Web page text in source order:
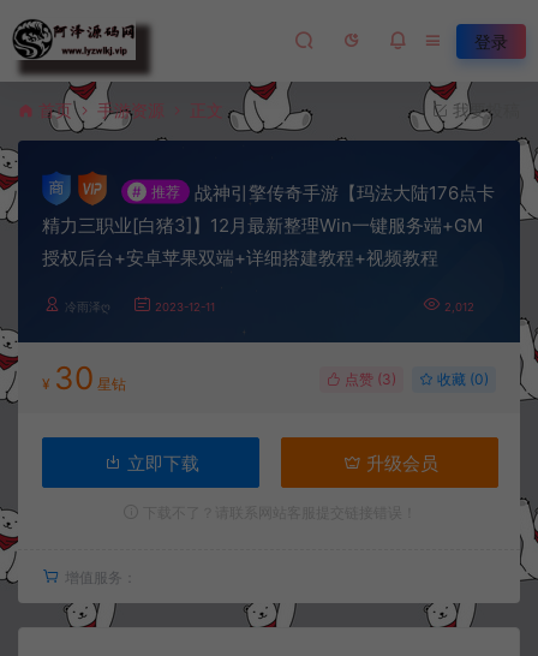
登录
首页 手游资源 正文 我要投稿
# 推荐
战神引擎传奇手游【玛法大陆176点卡
精力三职业[白猪3]】12月最新整理Win一键服务端+GM
授权后台+安卓苹果双端+详细搭建教程+视频教程
冷雨泽ღ 2023-12-11 2,012
¥ 30 星钻 点赞 (3) 收藏 (0)
立即下载 升级会员
增值服务：